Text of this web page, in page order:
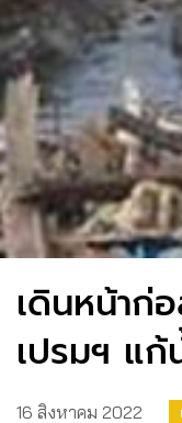
เดินหน้าก่
เปรมฯ แ
16 สิงหาคม 2022